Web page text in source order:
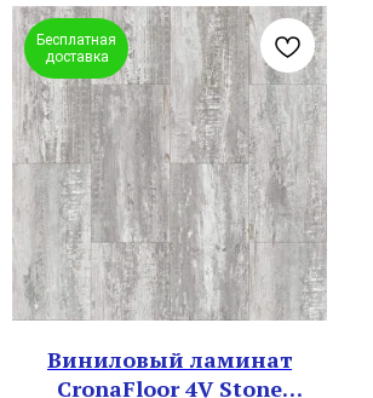
Бесплатная
доставка
Виниловый ламинат
CronaFloor 4V Stone